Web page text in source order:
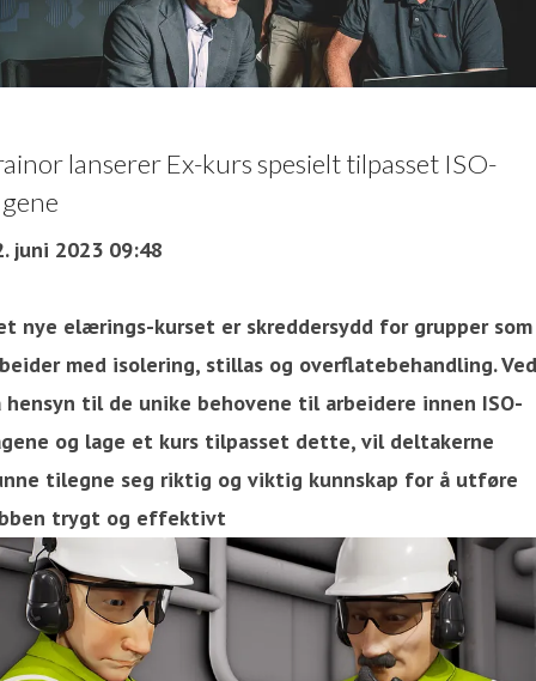
lanserer Ex-kurs spesielt tilpasset ISO-
juni 2023 09:48
nye elærings-kurset er skreddersydd for grupper som
med isolering, stillas og overflatebehandling.
hensyn til de unike behovene til arbeidere innen ISO-
og lage et kurs tilpasset dette, vil deltakerne
tilegne seg riktig og viktig kunnskap for å utføre
trygt og effektivt